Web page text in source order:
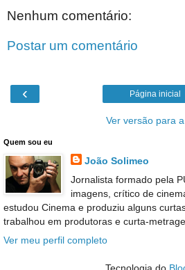
Nenhum comentário:
Postar um comentário
‹ Página inicial
Ver versão para
Quem sou eu
João Solimeo
Jornalista formado pela
imagens, crítico de
estudou Cinema e produziu alguns
trabalhou em produtoras e curta-
Ver meu perfil completo